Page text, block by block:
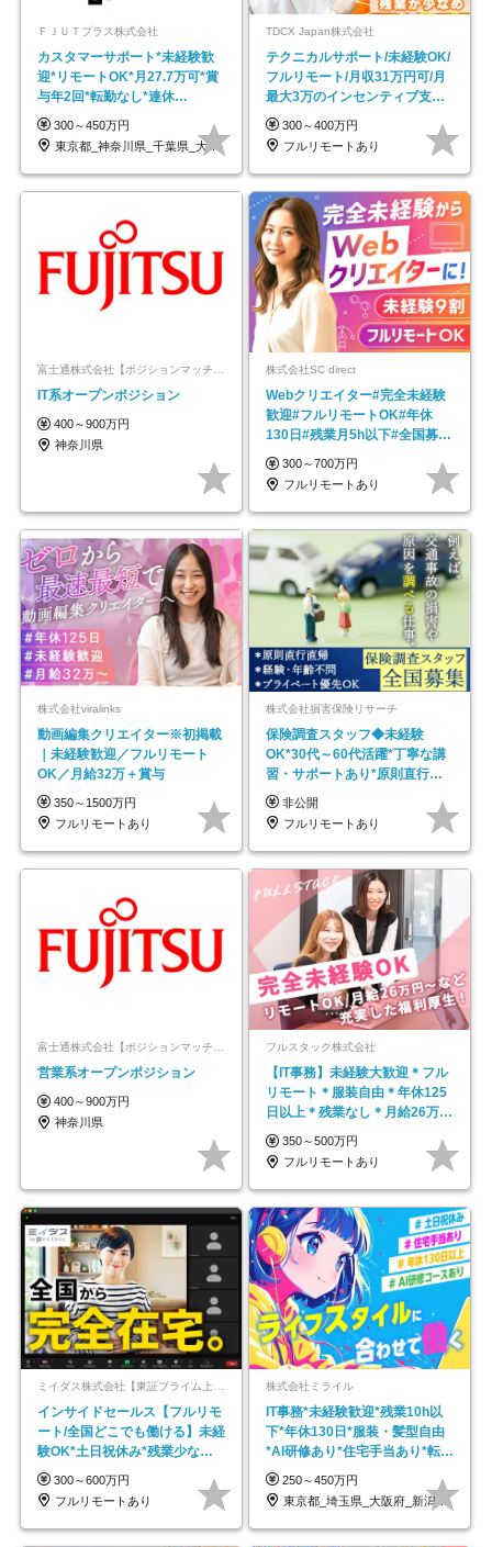
ＦＪＵＴプラス株式会社
カスタマーサポート*未経験歓
迎*リモートOK*月27.7万可*賞
与年2回*転勤なし*連休
OK/ZE010232
300～450万円
東京都_神奈川県_千葉県_大阪府_愛知県…
TDCX Japan株式会社
テクニカルサポート/未経験OK/
フルリモート/月収31万円可/月
最大3万のインセンティブ支給/
平均年齢33歳
300～400万円
フルリモートあり
富士通株式会社【ポジションマッチ登録】
IT系オープンポジション
400～900万円
神奈川県
株式会社SC direct
Webクリエイター#完全未経験
歓迎#フルリモートOK#年休
130日#残業月5h以下#全国募集
#最大1年の研修
300～700万円
フルリモートあり
株式会社viralinks
動画編集クリエイター※初掲載
｜未経験歓迎／フルリモート
OK／月給32万＋賞与
350～1500万円
フルリモートあり
株式会社損害保険リサーチ
保険調査スタッフ◆未経験
OK*30代～60代活躍*丁寧な講
習・サポートあり*原則直行直
帰／全国募集・業務委託
非公開
フルリモートあり
富士通株式会社【ポジションマッチ登録】
営業系オープンポジション
400～900万円
神奈川県
フルスタック株式会社
【IT事務】未経験大歓迎＊フル
リモート＊服装自由＊年休125
日以上＊残業なし＊月給26万円
以上
350～500万円
フルリモートあり
インサイドセールス【フルリモ
ート/全国どこでも働ける】未経
験OK*土日祝休み*残業少なめ*
在宅勤務手当あり
300～600万円
フルリモートあり
株式会社ミライル
IT事務*未経験歓迎*残業10h以
下*年休130日*服装・髪型自由
*AI研修あり*住宅手当あり*転勤
なし
250～450万円
東京都_埼玉県_大阪府_新潟県_福岡県